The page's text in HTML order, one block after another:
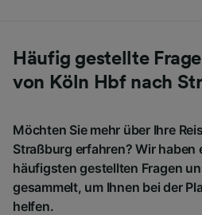
Häufig gestellte
von Köln Hbf nach
Möchten Sie mehr über Ihre
Straßburg erfahren? Wir haben
häufigsten gestellten Fragen
gesammelt, um Ihnen bei der
helfen.